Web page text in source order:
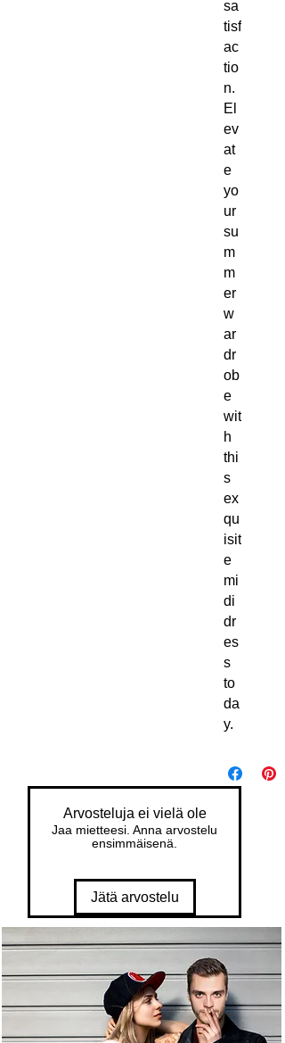
sa
tisf
ac
tio
n.
El
ev
at
e
yo
ur
su
m
m
er
w
ar
dr
ob
e
wit
h
thi
s
ex
qu
isit
e
mi
di
dr
es
s
to
da
y.
Arvosteluja ei vielä ole
Jaa mietteesi. Anna arvostelu
ensimmäisenä.
Jätä arvostelu